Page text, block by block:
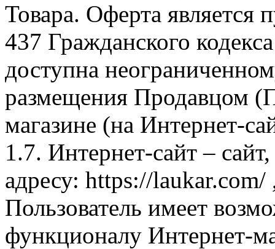
Товара. Оферта является
437 Гражданского
доступна
размещения Продавцом
магазине (на Интернет-
1.7. Интернет-сайт –
адресу: https://laukar.com/
Пользователь имеет
функционалу Интернет-